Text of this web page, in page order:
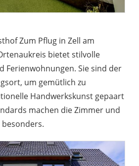
Zum Pflug in Zell am
bietet stilvolle
Ferienwohnungen. Sie sind der
um gemütlich zu
Handwerkskunst gepaart
machen die Zimmer und